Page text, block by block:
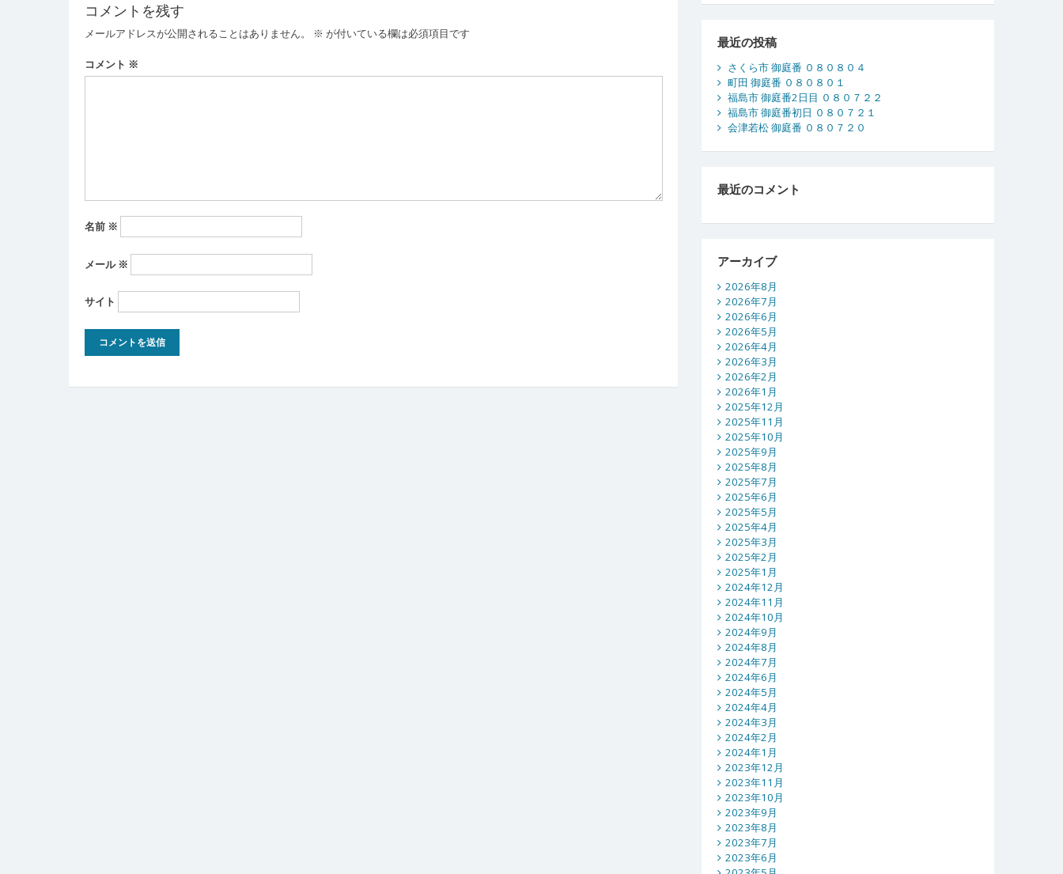
ビ
ゲ
ー
コメントを残す
メールアドレスが公開されることはありません。 ※ が付いている欄は必須項目です
コメント ※
名前 ※
メール ※
サイト
最近の投稿
さくら市 御庭番 ０８０８０４
町田 御庭番 ０８０８０１
福島市 御庭番2日目 ０８０７２２
福島市 御庭番初日 ０８０７２１
会津若松 御庭番 ０８０７２０
最近のコメント
アーカイブ
2026年8月
2026年7月
2026年6月
2026年5月
2026年4月
2026年3月
2026年2月
2026年1月
2025年12月
2025年11月
2025年10月
2025年9月
2025年8月
2025年7月
2025年6月
2025年5月
2025年4月
2025年3月
2025年2月
2025年1月
2024年12月
2024年11月
2024年10月
2024年9月
2024年8月
2024年7月
2024年6月
2024年5月
2024年4月
2024年3月
2024年2月
2024年1月
2023年12月
2023年11月
2023年10月
2023年9月
2023年8月
2023年7月
2023年6月